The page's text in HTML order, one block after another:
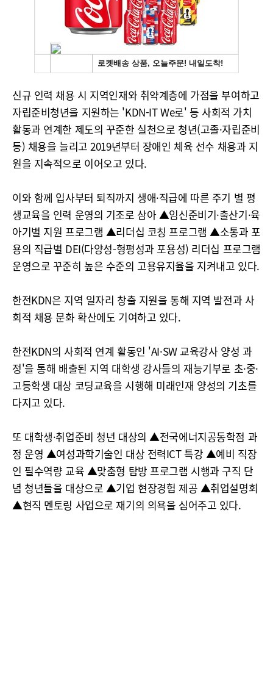
신규 인력 채용 시 지역인재와 취약계층에 가점을 부여하고
자립준비청년을 지원하는 'KDN-IT We로' 등 사회적 가치
활동과 연계한 제도의 꾸준한 실천으로 청년(고졸·자립준비
등) 채용을 늘리고 2019년부터 장애인 체육 선수 채용과 지
원을 지속적으로 이어오고 있다.
이와 함께 입사부터 퇴직까지 생애·직급에 따른 주기 별 평
생교육을 인력 운영의 기조로 삼아 ▲임신준비기·출산기·육
아기별 지원 프로그램 ▲리더십 코칭 프로그램 ▲소통과 포
용의 직급별 DEI(다양성-형평성과 포용성) 리더십 프로그램
운영으로 꾸준히 높은 수준의 고용유지율을 지켜내고 있다.
한전KDN은 지역 일자리 창출 지원을 통해 지역 발전과 사
회적 채용 문화 확산에도 기여하고 있다.
한전KDN의 사회적 연계 활동인 'AI·SW 교육강사 양성 과
정'을 통해 배출된 지역 대학생 강사들의 재능기부로 초·중·
고등학생 대상 코딩교육을 시행해 미래인재 양성의 기초를
다지고 있다.
또 대학생·취업준비 청년 대상의 ▲전국에너지공동학점 과
정 운영 ▲여성과학기술인 대상 전력ICT 특강 ▲예비 직장
인 필수역량 교육 ▲맞춤형 탐방 프로그램 시행과 구직 단
념 청년들을 대상으로 ▲기업 현장경험 제공 ▲취업설명회
▲현직 멘토링 사업으로 재기의 의욕을 심어주고 있다.